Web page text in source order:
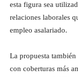
esta figura sea
relaciones laborales
empleo asalariado.
La propuesta
con coberturas más